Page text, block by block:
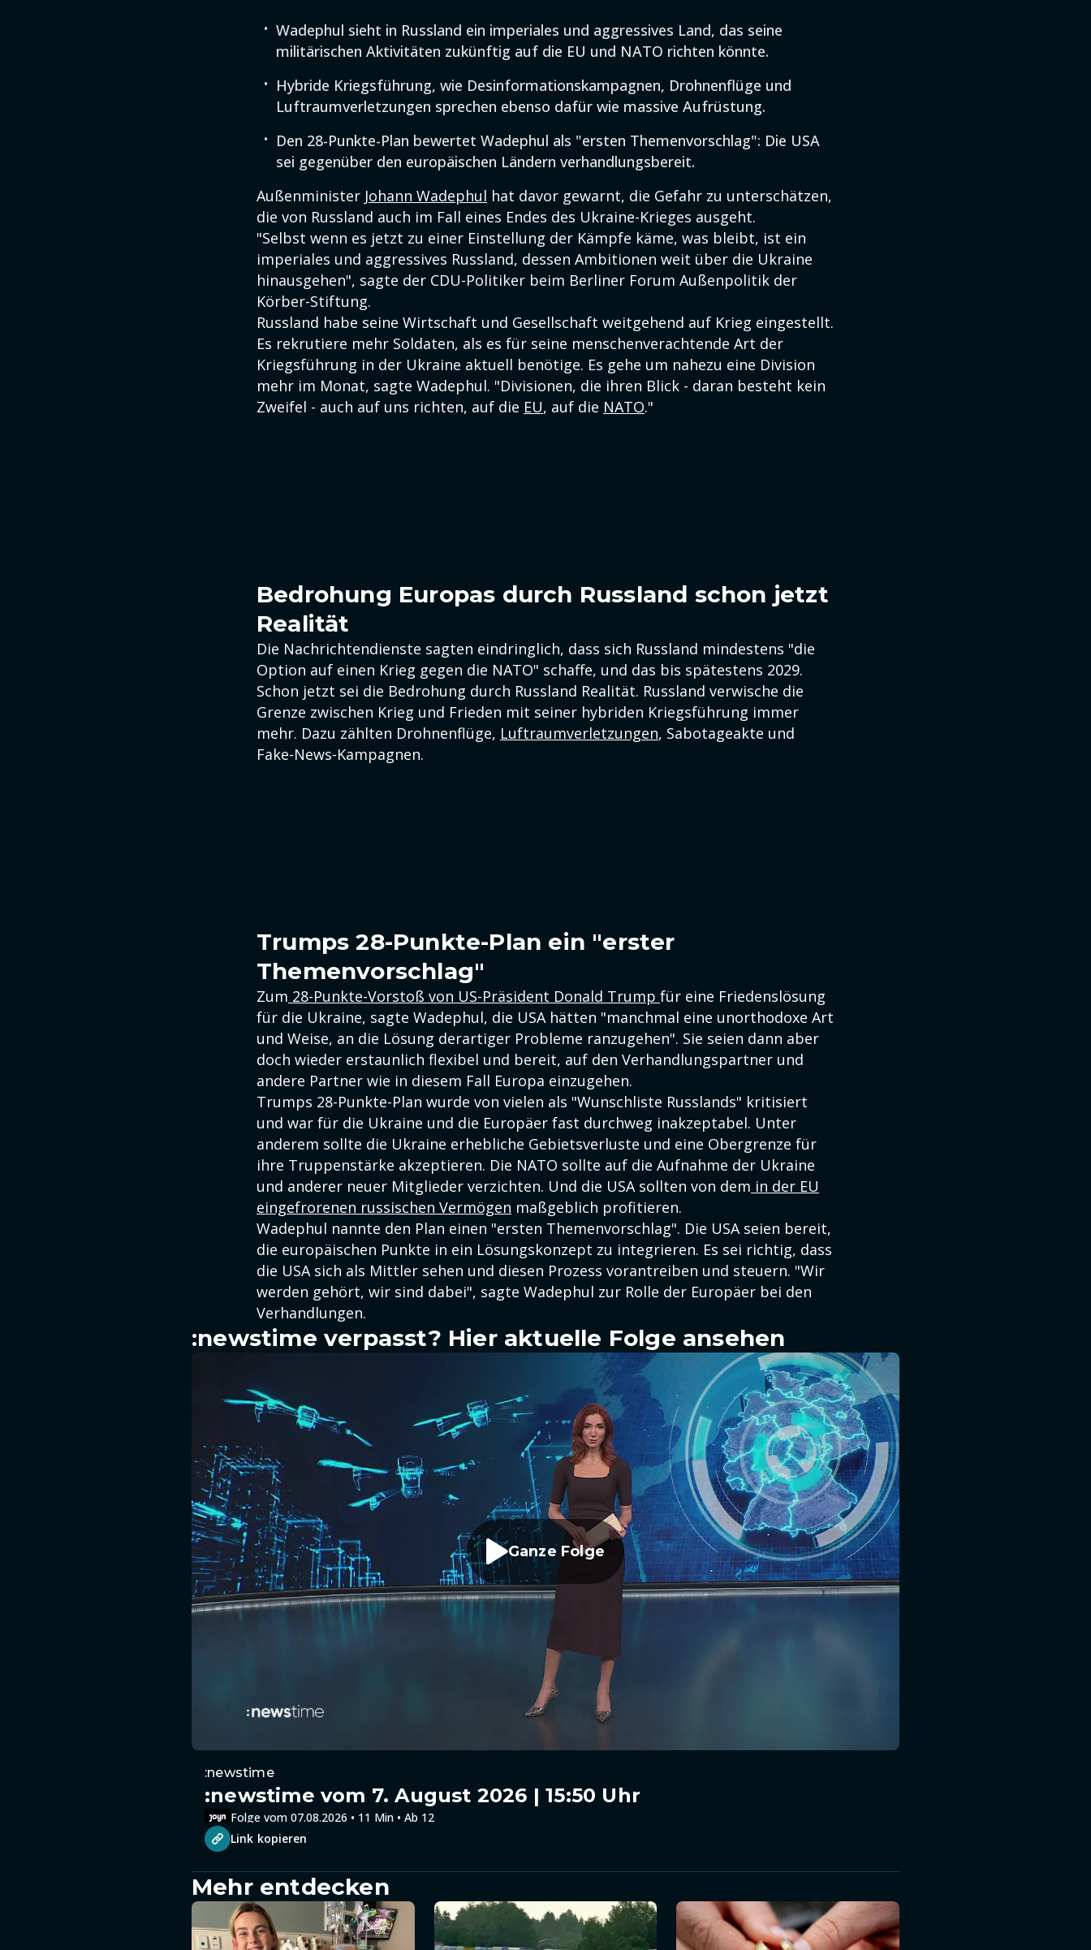
Wadephul sieht in Russland ein imperiales und aggressives Land, das seine
militärischen Aktivitäten zukünftig auf die EU und NATO richten könnte.
Hybride Kriegsführung, wie Desinformationskampagnen, Drohnenflüge und
Luftraumverletzungen sprechen ebenso dafür wie massive Aufrüstung.
Den 28-Punkte-Plan bewertet Wadephul als "ersten Themenvorschlag": Die USA
sei gegenüber den europäischen Ländern verhandlungsbereit.
Außenminister Johann Wadephul hat davor gewarnt, die Gefahr zu unterschätzen,
die von Russland auch im Fall eines Endes des Ukraine-Krieges ausgeht.
"Selbst wenn es jetzt zu einer Einstellung der Kämpfe käme, was bleibt, ist ein
imperiales und aggressives Russland, dessen Ambitionen weit über die Ukraine
hinausgehen", sagte der CDU-Politiker beim Berliner Forum Außenpolitik der
Körber-Stiftung.
Russland habe seine Wirtschaft und Gesellschaft weitgehend auf Krieg eingestellt.
Es rekrutiere mehr Soldaten, als es für seine menschenverachtende Art der
Kriegsführung in der Ukraine aktuell benötige. Es gehe um nahezu eine Division
mehr im Monat, sagte Wadephul. "Divisionen, die ihren Blick - daran besteht kein
Zweifel - auch auf uns richten, auf die EU, auf die NATO."
Bedrohung Europas durch Russland schon jetzt
Realität
Die Nachrichtendienste sagten eindringlich, dass sich Russland mindestens "die
Option auf einen Krieg gegen die NATO" schaffe, und das bis spätestens 2029.
Schon jetzt sei die Bedrohung durch Russland Realität. Russland verwische die
Grenze zwischen Krieg und Frieden mit seiner hybriden Kriegsführung immer
mehr. Dazu zählten Drohnenflüge, Luftraumverletzungen, Sabotageakte und
Fake-News-Kampagnen.
Trumps 28-Punkte-Plan ein "erster
Themenvorschlag"
Zum 28-Punkte-Vorstoß von US-Präsident Donald Trump für eine Friedenslösung
für die Ukraine, sagte Wadephul, die USA hätten "manchmal eine unorthodoxe Art
und Weise, an die Lösung derartiger Probleme ranzugehen". Sie seien dann aber
doch wieder erstaunlich flexibel und bereit, auf den Verhandlungspartner und
andere Partner wie in diesem Fall Europa einzugehen.
Trumps 28-Punkte-Plan wurde von vielen als "Wunschliste Russlands" kritisiert
und war für die Ukraine und die Europäer fast durchweg inakzeptabel. Unter
anderem sollte die Ukraine erhebliche Gebietsverluste und eine Obergrenze für
ihre Truppenstärke akzeptieren. Die NATO sollte auf die Aufnahme der Ukraine
und anderer neuer Mitglieder verzichten. Und die USA sollten von dem in der EU
eingefrorenen russischen Vermögen maßgeblich profitieren.
Wadephul nannte den Plan einen "ersten Themenvorschlag". Die USA seien bereit,
die europäischen Punkte in ein Lösungskonzept zu integrieren. Es sei richtig, dass
die USA sich als Mittler sehen und diesen Prozess vorantreiben und steuern. "Wir
werden gehört, wir sind dabei", sagte Wadephul zur Rolle der Europäer bei den
Verhandlungen.
:newstime verpasst? Hier aktuelle Folge ansehen
Ganze Folge
:newstime
:newstime vom 7. August 2026 | 15:50 Uhr
Folge vom 07.08.2026 • 11 Min • Ab 12
Link kopieren
Mehr entdecken